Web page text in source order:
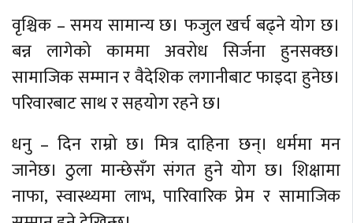
वृश्चिक – समय सामान्य छ। फजुल खर्च बढ्ने योग छ।
बन्न लागेको काममा अवरोध सिर्जना हुनसक्छ।
सामाजिक सम्मान र वैदेशिक लगानीबाट फाइदा हुनेछ।
परिवारबाट साथ र सहयोग रहने छ।
धनु – दिन राम्रो छ। मित्र दाहिना छन्। धर्ममा मन
जानेछ। ठुला मान्छेसँग संगत हुने योग छ। शिक्षामा
नाफा, स्वास्थ्यमा लाभ, पारिवारिक प्रेम र सामाजिक